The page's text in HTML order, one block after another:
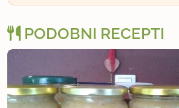
PODOBNI RECEPTI